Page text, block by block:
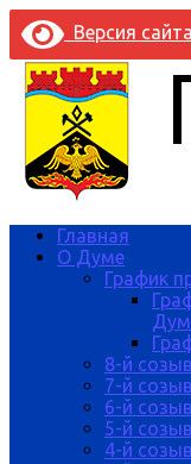
Версия
Главная
О Думе
График
8-й созыв
7-й созыв
6-й созыв
5-й созыв
4-й созыв